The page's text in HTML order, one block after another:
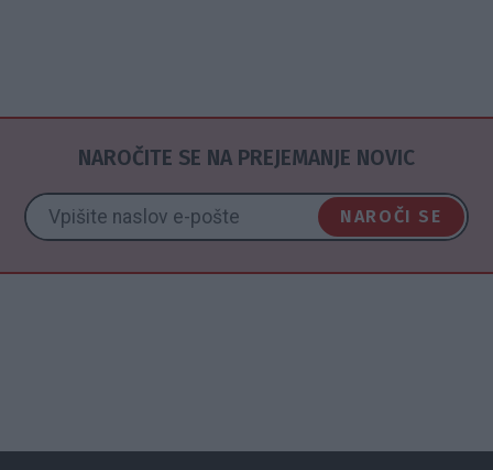
NAROČITE SE NA PREJEMANJE NOVIC
NAROČI SE